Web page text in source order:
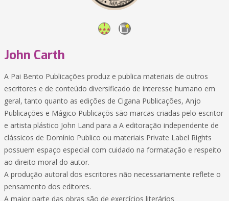
John Carth
A Pai Bento Publicações produz e publica materiais de outros
escritores e de conteúdo diversificado de interesse humano em
geral, tanto quanto as edições de Cigana Publicações, Anjo
Publicações e Mágico Publicaçõs são marcas criadas pelo escritor
e artista plástico John Land para a A editoração independente de
clássicos de Domínio Publico ou materiais Private Label Rights
possuem espaço especial com cuidado na formatação e respeito
ao direito moral do autor.
A produção autoral dos escritores não necessariamente reflete o
pensamento dos editores.
A maior parte das obras são de exercícios literários